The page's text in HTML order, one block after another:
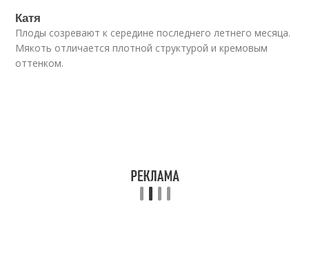
Катя
Плоды созревают к середине последнего летнего месяца.
Мякоть отличается плотной структурой и кремовым
оттенком.